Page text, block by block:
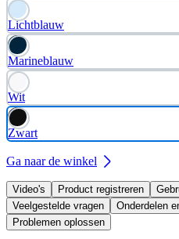
Lichtblauw
Marineblauw
Wit
Zwart
Ga naar de winkel
Video's Product registreren
Veelgestelde vragen
Onderdelen
Problemen oplossen